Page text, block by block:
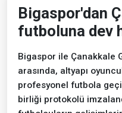
Bigaspor'dan
futboluna dev
Bigaspor ile Çanakkale
arasında, altyapı
profesyonel futbola
birliği protokolü